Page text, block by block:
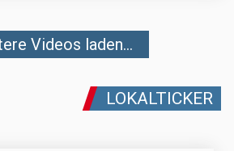
Videos laden...
LOKALTICKER